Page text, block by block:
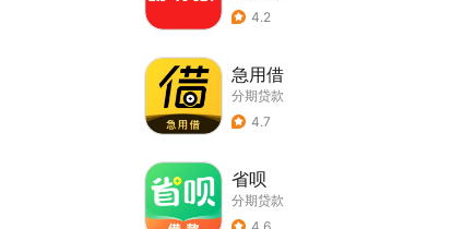
4.2
急用借
分期贷款
4.7
省呗
分期贷款